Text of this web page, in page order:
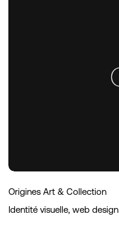
Origines Art & Collection
Identité visuelle, web design